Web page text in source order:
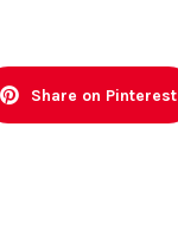
Share on Pinterest